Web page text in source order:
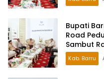
Bupati
Road
Sambut
Kab. Barru